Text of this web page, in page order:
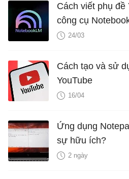
Cách viết phụ đề
công cụ
24/03
Cách tạo và sử
YouTube
16/04
Ứng dụng
sự hữu ích?
2 ngày